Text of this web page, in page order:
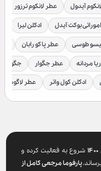
آیدول عطر لانکوم ترزور
بوکت آیدل ادکلن لیرا
طوسی عطر پاکو رابان
مردانه عطر جگوار جگوار
ادکلن کول واتر عطر لاگوست
شروع به فعالیت کرده و
پارفومامرجعی کامل از